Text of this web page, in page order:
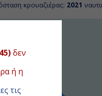
δεν
ή η
τις
κρουαζιέρας: 2021